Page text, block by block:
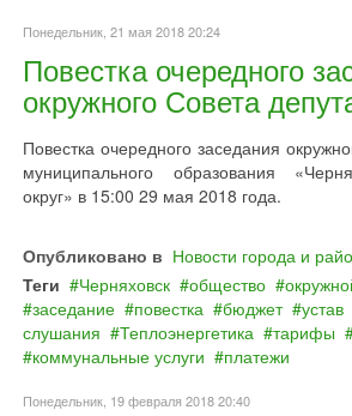
Понедельник, 21 мая 2018 20:24
Повестка очередного
окружного Совета
Повестка очередного заседания
муниципального образования
округ» в 15:00 29 мая 2018 года.
Опубликовано в Новости города и
Теги
Черняховск общество
заседание
повестка бюджет устав
слушания
Теплоэнергетика тарифы
коммунальные услуги
платежи
Понедельник, 19 февраля 2018 20:40